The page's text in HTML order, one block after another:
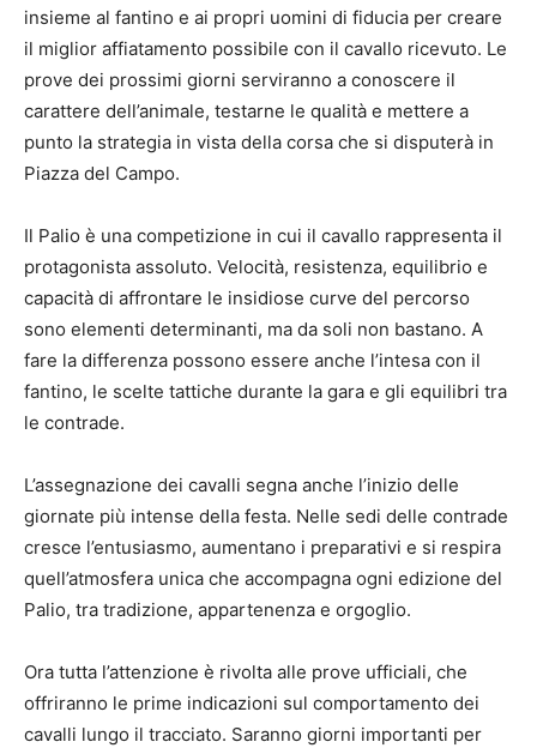
insieme al fantino e ai propri uomini di fiducia per creare
il miglior affiatamento possibile con il cavallo ricevuto. Le
prove dei prossimi giorni serviranno a conoscere il
carattere dell’animale, testarne le qualità e mettere a
punto la strategia in vista della corsa che si disputerà in
Piazza del Campo.
Il Palio è una competizione in cui il cavallo rappresenta il
protagonista assoluto. Velocità, resistenza, equilibrio e
capacità di affrontare le insidiose curve del percorso
sono elementi determinanti, ma da soli non bastano. A
fare la differenza possono essere anche l’intesa con il
fantino, le scelte tattiche durante la gara e gli equilibri tra
le contrade.
L’assegnazione dei cavalli segna anche l’inizio delle
giornate più intense della festa. Nelle sedi delle contrade
cresce l’entusiasmo, aumentano i preparativi e si respira
quell’atmosfera unica che accompagna ogni edizione del
Palio, tra tradizione, appartenenza e orgoglio.
Ora tutta l’attenzione è rivolta alle prove ufficiali, che
offriranno le prime indicazioni sul comportamento dei
cavalli lungo il tracciato. Saranno giorni importanti per